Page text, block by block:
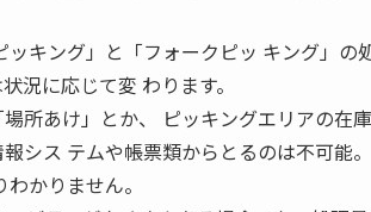
ッキング」と「フォークピッ キング」の
況に応じて変 わります。
所あけ」とか、 ピッキングエリアの在
シス テムや帳票類からとるのは不可能。
かりません。